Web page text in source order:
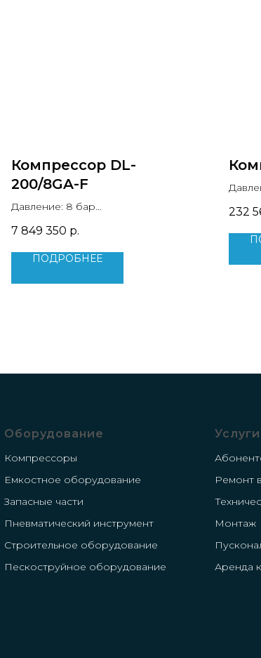
Компрессор DL-
200/8GA-F
Давление: 8 бар
Мощность двигателя: 200 кВт
Вес: 4800 кг
7 849 350 р.
ПОДРОБНЕЕ
Вес:
232
Оборудование
Компрессоры
Емкостное оборудование
Запасные части
Пневматический инструмент
Строительное оборудование
Пескоструйное оборудование
Услуги
Ремонт
Монтаж
Аренда